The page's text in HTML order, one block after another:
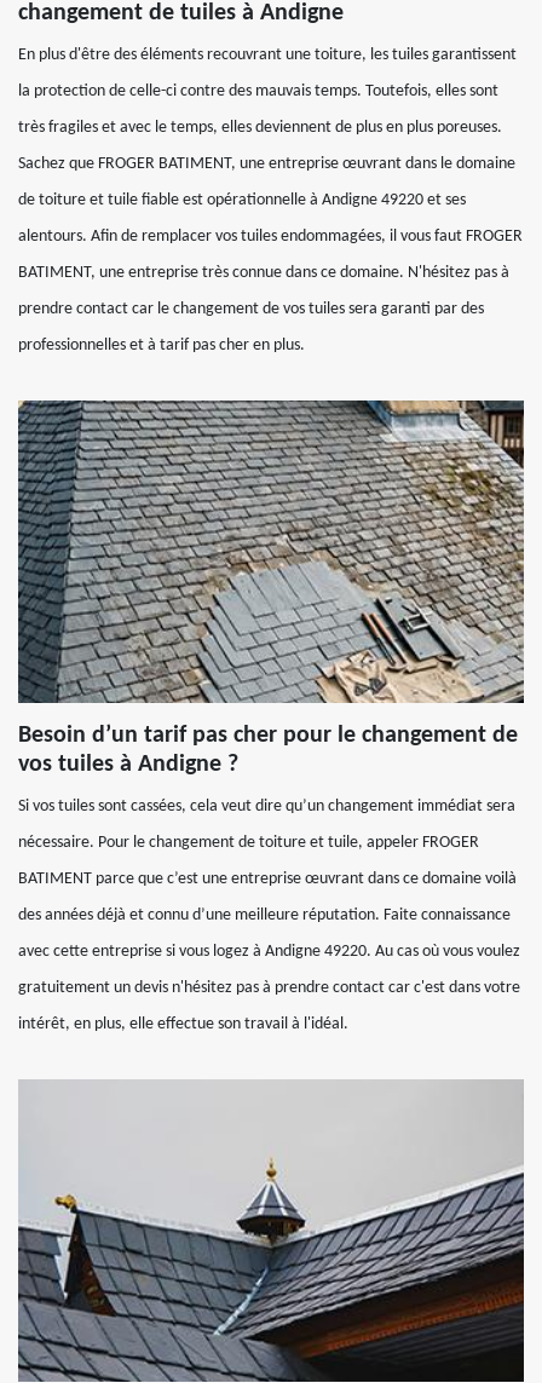
changement de tuiles à Andigne
En plus d'être des éléments recouvrant une toiture, les tuiles garantissent
la protection de celle-ci contre des mauvais temps. Toutefois, elles sont
très fragiles et avec le temps, elles deviennent de plus en plus poreuses.
Sachez que FROGER BATIMENT, une entreprise œuvrant dans le domaine
de toiture et tuile fiable est opérationnelle à Andigne 49220 et ses
alentours. Afin de remplacer vos tuiles endommagées, il vous faut FROGER
BATIMENT, une entreprise très connue dans ce domaine. N'hésitez pas à
prendre contact car le changement de vos tuiles sera garanti par des
professionnelles et à tarif pas cher en plus.
Besoin d’un tarif pas cher pour le changement de
vos tuiles à Andigne ?
Si vos tuiles sont cassées, cela veut dire qu’un changement immédiat sera
nécessaire. Pour le changement de toiture et tuile, appeler FROGER
BATIMENT parce que c’est une entreprise œuvrant dans ce domaine voilà
des années déjà et connu d’une meilleure réputation. Faite connaissance
avec cette entreprise si vous logez à Andigne 49220. Au cas où vous voulez
gratuitement un devis n'hésitez pas à prendre contact car c'est dans votre
intérêt, en plus, elle effectue son travail à l'idéal.